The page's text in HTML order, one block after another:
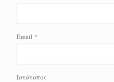
Email *
Ιστότοπος